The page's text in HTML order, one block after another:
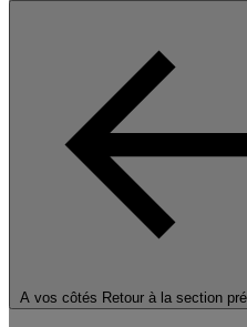
A vos côtés Retour à la section